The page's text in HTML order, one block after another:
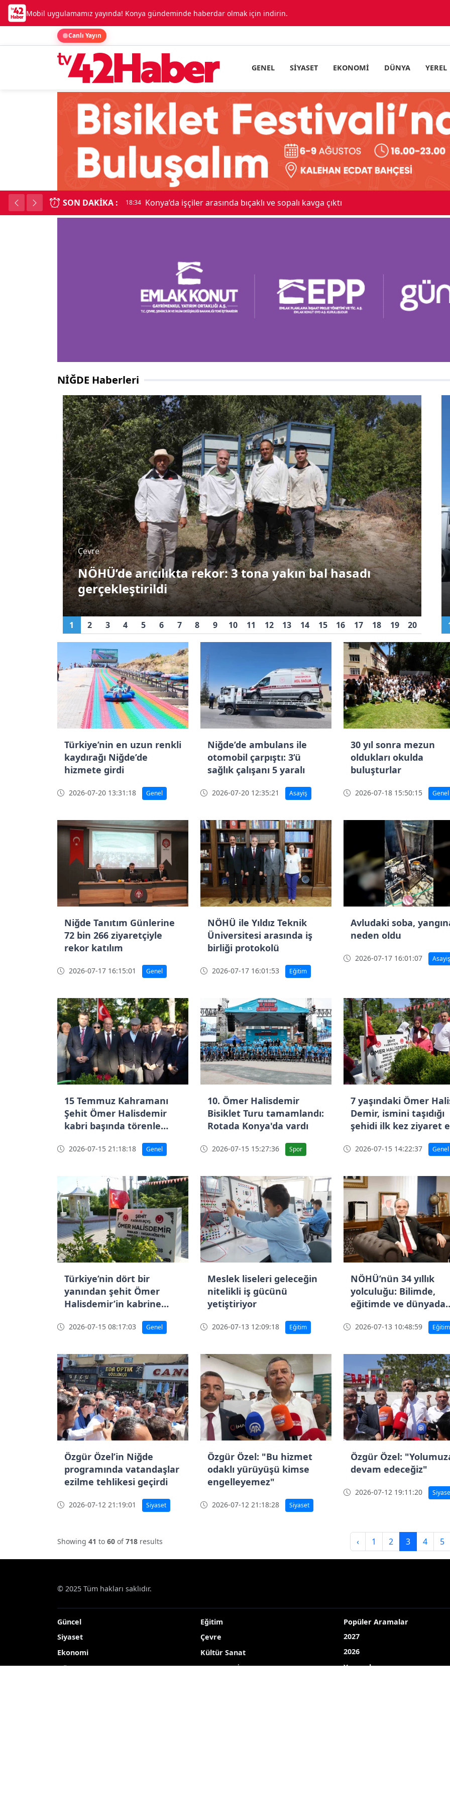
Mobil uygulamamız yayında! Konya gündeminde haberdar olmak için indirin.
Canlı Yayın
GENEL SIYASET EKONOMI DÜNYA YEREL
SON DAKIKA : 18:34 Lüks otomobille kar maskeli milyonluk soygun
NİĞDE Haberleri
hasadı
Sağlık
Niğde’de sağlıklı yaşam için 7’den 70’e herkes
stadyumda buluşuyor
1 2 3 4 5 6 7 8 9 10 11 12 13 14 15 16 17 18 19 20
Asayiş
Niğde’de ambulans ile
otomobil çarpıştı: 3’ü
sağlık çalışanı 5 yaralı
Türkiye’nin en uzun renkli
kaydırağı Niğde’de
hizmete girdi
2026-07-20 13:31:18 Genel
Niğde’de ambulans ile
otomobil çarpıştı: 3’ü
sağlık çalışanı 5 yaralı
2026-07-20 12:35:21 Asayiş
30 yıl sonra mezun
oldukları okulda
buluşturlar
2026-07-18 15:50:15 Genel
Niğde Tanıtım Günlerine
72 bin 266 ziyaretçiyle
rekor katılım
2026-07-17 16:15:01 Genel
NÖHÜ ile Yıldız Teknik
Üniversitesi arasında iş
birliği protokolü
2026-07-17 16:01:53 Eğitim
Avludaki soba,
neden oldu
2026-07-17 16:01:07 Asayiş
15 Temmuz Kahramanı
Şehit Ömer Halisdemir
kabri başında törenle
2026-07-15 21:18:18 Genel
10. Ömer Halisdemir
Bisiklet Turu tamamlandı:
Rotada Konya'da vardı
2026-07-15 15:27:36 Spor
7 yaşındaki Ömer
Demir, ismini taşıdığı
şehidi ilk kez ziyaret
2026-07-15 14:22:37 Genel
Türkiye’nin dört bir
yanından şehit Ömer
Halisdemir’in kabrine
2026-07-15 08:17:03 Genel
Meslek liseleri geleceğin
nitelikli iş gücünü
yetiştiriyor
2026-07-13 12:09:18 Eğitim
NÖHÜ’nün 34 yıllık
yolculuğu: Bilimde,
eğitimde ve dünyada
2026-07-13 10:48:59 Eğitim
Özgür Özel’in Niğde
programında vatandaşlar
ezilme tehlikesi geçirdi
2026-07-12 21:19:01 Siyaset
Özgür Özel: "Bu hizmet
odaklı yürüyüşü kimse
engelleyemez"
2026-07-12 21:18:28 Siyaset
Özgür Özel:
devam edeceğiz"
2026-07-12 19:11:20
Showing 41 to 60 of718 results ‹ 1 2 3 4 5
© 2025 Tüm hakları saklıdır.
Güncel
Siyaset
Ekonomi
Dünya
Eğitim
Çevre
Kültür Sanat
TEKNOLOJİ
Popüler Aramalar
2027
2026
Yayın akışı